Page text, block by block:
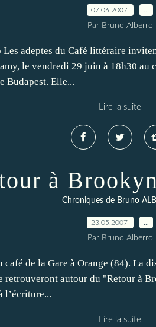
07.06.2007
Par Bruno Alberro
adeptes du Café littéraire
le vendredi 29 juin à 18h30 au
Budapest. Elle...
Lire la suite
à
Chroniques de Bruno
23.05.2007
Par Bruno Alberro
de la Gare à Orange (84). La
retrouveront autour du "Retour à
l’écriture...
Lire la suite